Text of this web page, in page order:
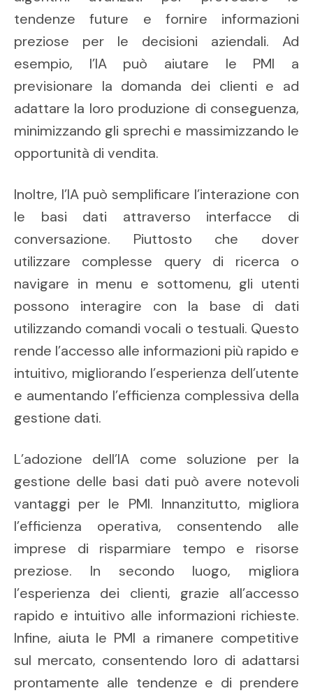
tendenze future e fornire informazioni
preziose per le decisioni aziendali. Ad
esempio, l’IA può aiutare le PMI a
previsionare la domanda dei clienti e ad
adattare la loro produzione di conseguenza,
minimizzando gli sprechi e massimizzando le
opportunità di vendita.
Inoltre, l’IA può semplificare l’interazione con
le basi dati attraverso interfacce di
conversazione. Piuttosto che dover
utilizzare complesse query di ricerca o
navigare in menu e sottomenu, gli utenti
possono interagire con la base di dati
utilizzando comandi vocali o testuali. Questo
rende l’accesso alle informazioni più rapido e
intuitivo, migliorando l’esperienza dell’utente
e aumentando l’efficienza complessiva della
gestione dati.
L’adozione dell’IA come soluzione per la
gestione delle basi dati può avere notevoli
vantaggi per le PMI. Innanzitutto, migliora
l’efficienza operativa, consentendo alle
imprese di risparmiare tempo e risorse
preziose. In secondo luogo, migliora
l’esperienza dei clienti, grazie all’accesso
rapido e intuitivo alle informazioni richieste.
Infine, aiuta le PMI a rimanere competitive
sul mercato, consentendo loro di adattarsi
prontamente alle tendenze e di prendere